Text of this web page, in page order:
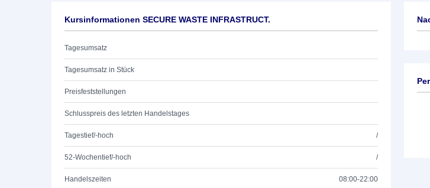
Kursinformationen SECURE WASTE INFRASTRUCT.
Tagesumsatz
Tagesumsatz in Stück
Preisfeststellungen
Schlusspreis des letzten Handelstages
Tagestief/-hoch /
52-Wochentief/-hoch /
Handelszeiten 08:00-22:00